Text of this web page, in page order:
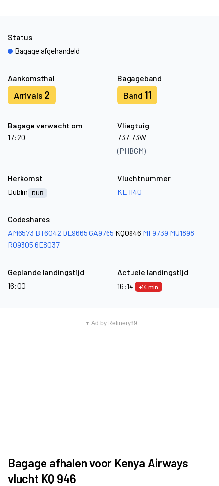
Aankomsthal
Arrivals 2
Bagageband
Band 11
Bagage verwacht om
17:20
Vliegtuig
737-73W
(PHBGM)
Status
Bagage afgehandeld
Herkomst
Dublin
DUB
Vluchtnummer
KL 1140
Codeshares
AM6573 BT6042 DL9665 GA9765 KQ0946 MF9739 MU1898
RO9305 6E8037
Geplande landingstijd
16:00
Actuele landingstijd
16:14
+14 min
▼ Ad by Refinery89
Bagage afhalen voor Kenya Airways
vlucht KQ 946